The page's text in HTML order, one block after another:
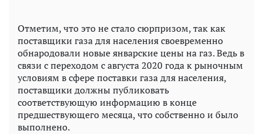
Отметим, что это не стало сюрпризом, так как
поставщики газа для населения своевременно
обнародовали новые январские цены на газ. Ведь в
связи с переходом с августа 2020 года к рыночным
условиям в сфере поставки газа для населения,
поставщики должны публиковать
соответствующую информацию в конце
предшествующего месяца, что собственно и было
выполнено.